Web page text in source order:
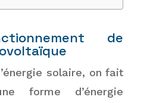
de
solaire, on fait
forme d’énergie